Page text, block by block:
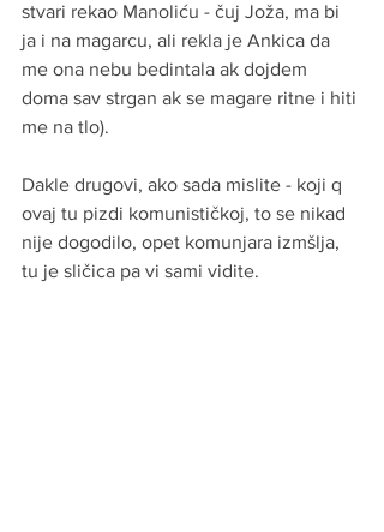
stvari rekao Manoliću - čuj Joža, ma bi
ja i na magarcu, ali rekla je Ankica da
me ona nebu bedintala ak dojdem
doma sav strgan ak se magare ritne i hiti
me na tlo).
Dakle drugovi, ako sada mislite - koji q
ovaj tu pizdi komunističkoj, to se nikad
nije dogodilo, opet komunjara izmšlja,
tu je sličica pa vi sami vidite.